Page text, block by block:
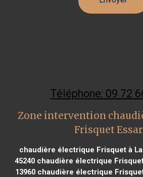
Téléphone: 09 72
Zone intervention
Frisquet
chaudière électrique Frisquet à
45240 chaudière électrique
13960chaudière électrique